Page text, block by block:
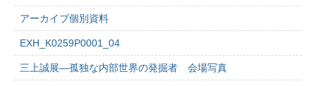
アーカイブ個別資料
EXH_K0259P0001_04
三上誠展―孤独な内部世界の発掘者 会場写真